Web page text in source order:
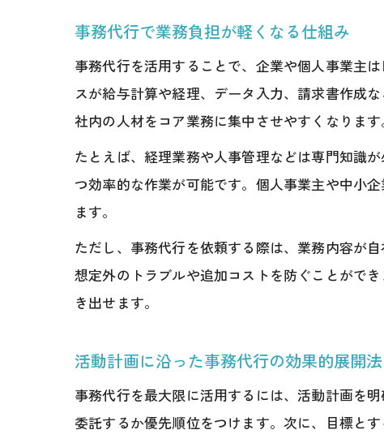
事務代行で業務負担が軽くなる仕組み
事務代行を活用することで、企業や個人事業主
スが給与計算や経理、データ入力、請求書作成
社内の人材をコア業務に集中させやすくなります
たとえば、経理業務や人事管理などは専門知識
つ効率的な作業が可能です。個人事業主や中小
ます。
ただし、事務代行を依頼する際は、業務内容が
想定外のトラブルや追加コストを防ぐことがで
き出せます。
活動計画に沿った事務代行の効果的展開法
事務代行を最大限に活用するには、活動計画を
委託するか優先順位をつけます。次に、目標と